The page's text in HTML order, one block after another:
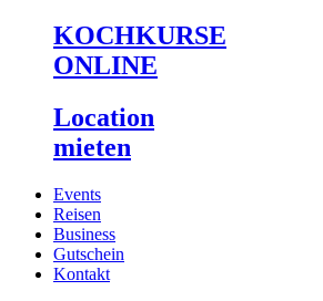
KOCHKURSE
ONLINE
Location
mieten
Events
Reisen
Business
Gutschein
Kontakt